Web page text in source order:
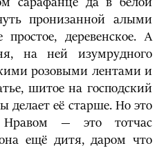
пронизанной алыми
деревенское. А
на ней изумрудного
розовыми лентами и
шитое на господский
делает её старше. Но это
— это тотчас
ещё дитя, даром что